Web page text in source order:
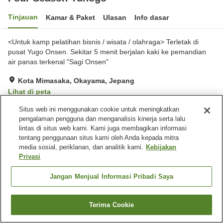
Tinjauan Kamar & Paket Ulasan Info dasar
<Untuk kamp pelatihan bisnis / wisata / olahraga> Terletak di
pusat Yugo Onsen. Sekitar 5 menit berjalan kaki ke pemandian
air panas terkenal "Sagi Onsen"
Kota Mimasaka, Okayama, Jepang
Lihat di peta
Baik Ulasan:59
Fasilitas properti
Wi-Fi
Mesin penjual otomatis
Aula perjamuan
Beranda Jepang Okayama
Kota Mimasaka
Four Season Yunogo
Cari kamar
Situs web ini menggunakan cookie untuk meningkatkan
pengalaman pengguna dan menganalisis kinerja serta lalu
lintas di situs web kami. Kami juga membagikan informasi
tentang penggunaan situs kami oleh Anda kepada mitra
media sosial, periklanan, dan analitik kami. Kebijakan
Privasi
Jangan Menjual Informasi Pribadi Saya
Terima Cookie